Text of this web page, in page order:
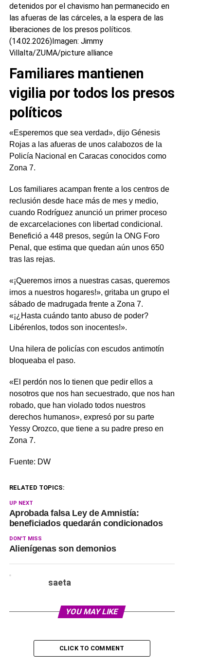
detenidos por el chavismo han permanecido en
las afueras de las cárceles, a la espera de las
liberaciones de los presos políticos.
(14.02.2026)Imagen: Jimmy
Villalta/ZUMA/picture alliance
Familiares mantienen
vigilia por todos los presos
políticos
«Esperemos que sea verdad», dijo Génesis
Rojas a las afueras de unos calabozos de la
Policía Nacional en Caracas conocidos como
Zona 7.
Los familiares acampan frente a los centros de
reclusión desde hace más de mes y medio,
cuando Rodríguez anunció un primer proceso
de excarcelaciones con libertad condicional.
Benefició a 448 presos, según la ONG Foro
Penal, que estima que quedan aún unos 650
tras las rejas.
«¡Queremos irnos a nuestras casas, queremos
irnos a nuestros hogares!», gritaba un grupo el
sábado de madrugada frente a Zona 7.
«¡¿Hasta cuándo tanto abuso de poder?
Libérenlos, todos son inocentes!».
Una hilera de policías con escudos antimotín
bloqueaba el paso.
«El perdón nos lo tienen que pedir ellos a
nosotros que nos han secuestrado, que nos han
robado, que han violado todos nuestros
derechos humanos», expresó por su parte
Yessy Orozco, que tiene a su padre preso en
Zona 7.
Fuente: DW
RELATED TOPICS:
UP NEXT
Aprobada falsa Ley de Amnistía:
beneficiados quedarán condicionados
DON'T MISS
Alienígenas son demonios
saeta
YOU MAY LIKE
CLICK TO COMMENT